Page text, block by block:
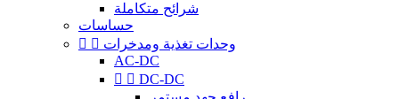
شرائح متكاملة
حساسات
  وحدات تغذية ومدخرات
AC-DC
  DC-DC